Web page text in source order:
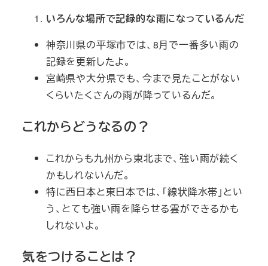
いろんな場所で記録的な雨になっているんだ
神奈川県の平塚市では、8月で一番多い雨の
記録を更新したよ。
宮崎県や大分県でも、今まで見たことがない
くらいたくさんの雨が降っているんだ。
これからどうなるの？
これからも九州から東北まで、強い雨が続く
かもしれないんだ。
特に西日本と東日本では、「線状降水帯」とい
う、とても強い雨を降らせる雲ができるかも
しれないよ。
気をつけることは？